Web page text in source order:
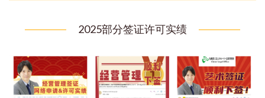
2025部分签证许可实绩